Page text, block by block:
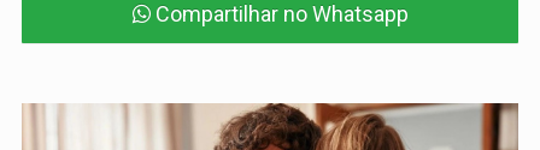
Compartilhar no Whatsapp